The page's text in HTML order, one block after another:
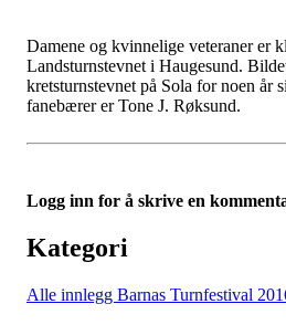
Damene og kvinnelige veteraner er
Landsturnstevnet i Haugesund.
kretsturnstevnet på Sola for noen år
fanebærer er Tone J. Røksund.
Logg inn for å skrive en
Kategori
Alle innlegg Barnas Turnfestival